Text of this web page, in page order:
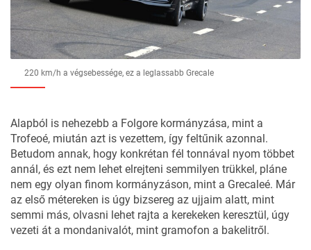
220 km/h a végsebessége, ez a leglassabb Grecale
Alapból is nehezebb a Folgore kormányzása, mint a
Trofeoé, miután azt is vezettem, így feltűnik azonnal.
Betudom annak, hogy konkrétan fél tonnával nyom többet
annál, és ezt nem lehet elrejteni semmilyen trükkel, pláne
nem egy olyan finom kormányzáson, mint a Grecaleé. Már
az első métereken is úgy bizsereg az ujjaim alatt, mint
semmi más, olvasni lehet rajta a kerekeken keresztül, úgy
vezeti át a mondanivalót, mint gramofon a bakelitről.